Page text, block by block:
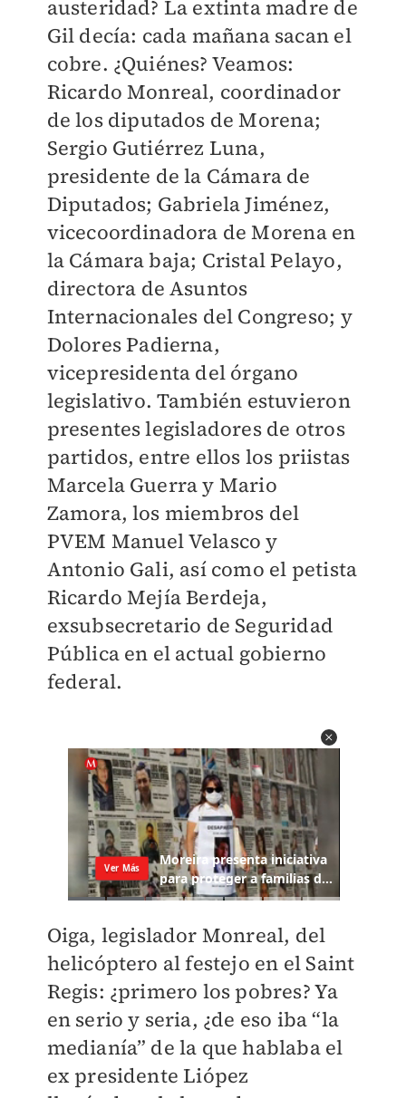
austeridad? La extinta madre de
Gil decía: cada mañana sacan el
cobre. ¿Quiénes? Veamos:
Ricardo Monreal, coordinador
de los diputados de Morena;
Sergio Gutiérrez Luna,
presidente de la Cámara de
Diputados; Gabriela Jiménez,
vicecoordinadora de Morena en
la Cámara baja; Cristal Pelayo,
directora de Asuntos
Internacionales del Congreso; y
Dolores Padierna,
vicepresidenta del órgano
legislativo. También estuvieron
presentes legisladores de otros
partidos, entre ellos los priistas
Marcela Guerra y Mario
Zamora, los miembros del
PVEM Manuel Velasco y
Antonio Gali, así como el petista
Ricardo Mejía Berdeja,
exsubsecretario de Seguridad
Pública en el actual gobierno
federal.
Oiga, legislador Monreal, del
helicóptero al festejo en el Saint
Regis: ¿primero los pobres? Ya
en serio y seria, ¿de eso iba “la
medianía” de la que hablaba el
ex presidente Liópez